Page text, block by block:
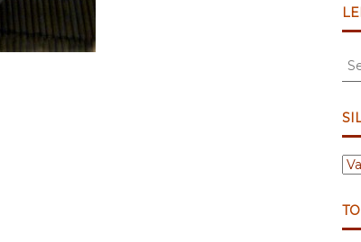
S
r
c
h
f
r
:
S
L
D